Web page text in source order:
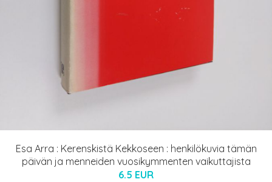
Esa Arra : Kerenskistä Kekkoseen : henkilökuvia tämän
päivän ja menneiden vuosikymmenten vaikuttajista
6.5 EUR